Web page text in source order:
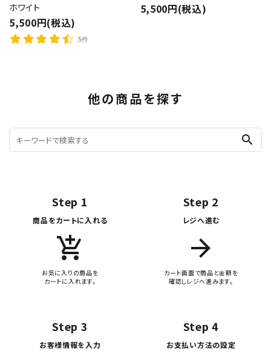
ホワイト
5,500円(税込)
5件
5,500円(税込)
他の商品を探す
search
Step 1
商品をカートに入れる
add_shopping_cart
お気に入りの商品を
カートに入れます。
Step 2
レジへ進む
arrow_forward
カート画面で商品と金額を
確認しレジへ進みます。
Step 3
お客様情報を入力
Step 4
お支払い方法の設定